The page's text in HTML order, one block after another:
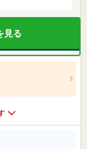
見る